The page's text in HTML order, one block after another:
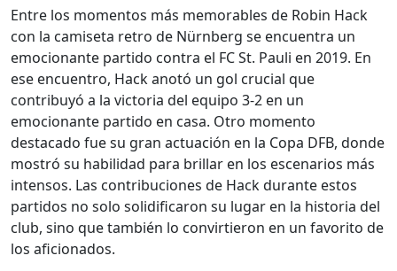
Entre los momentos más memorables de Robin Hack
con la camiseta retro de Nürnberg se encuentra un
emocionante partido contra el FC St. Pauli en 2019. En
ese encuentro, Hack anotó un gol crucial que
contribuyó a la victoria del equipo 3-2 en un
emocionante partido en casa. Otro momento
destacado fue su gran actuación en la Copa DFB, donde
mostró su habilidad para brillar en los escenarios más
intensos. Las contribuciones de Hack durante estos
partidos no solo solidificaron su lugar en la historia del
club, sino que también lo convirtieron en un favorito de
los aficionados.